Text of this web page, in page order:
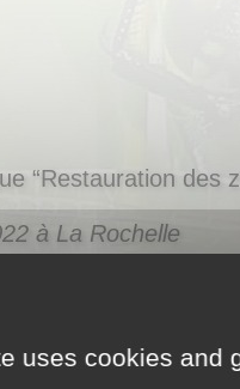
“Restauration des
à La Rochelle
d’inscription ci-
au plus tard 10 jours
technique est désormais
uses cookies and